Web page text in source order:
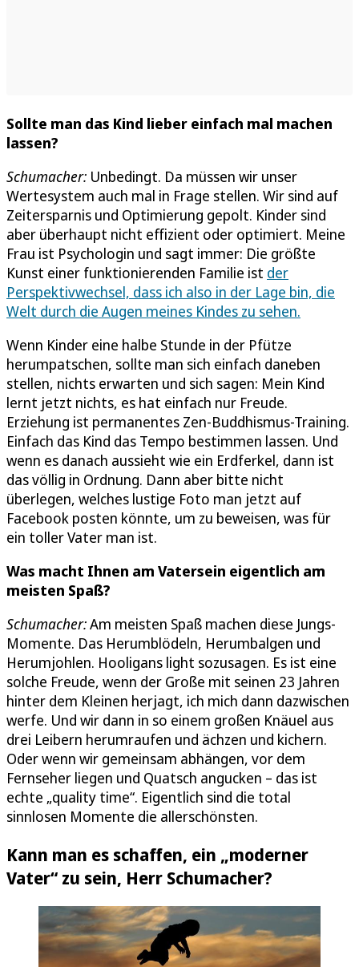
Sollte man das Kind lieber einfach mal machen
lassen?
Schumacher: Unbedingt. Da müssen wir unser
Wertesystem auch mal in Frage stellen. Wir sind auf
Zeitersparnis und Optimierung gepolt. Kinder sind
aber überhaupt nicht effizient oder optimiert. Meine
Frau ist Psychologin und sagt immer: Die größte
Kunst einer funktionierenden Familie ist der
Perspektivwechsel, dass ich also in der Lage bin, die
Welt durch die Augen meines Kindes zu sehen.
Wenn Kinder eine halbe Stunde in der Pfütze
herumpatschen, sollte man sich einfach daneben
stellen, nichts erwarten und sich sagen: Mein Kind
lernt jetzt nichts, es hat einfach nur Freude.
Erziehung ist permanentes Zen-Buddhismus-Training.
Einfach das Kind das Tempo bestimmen lassen. Und
wenn es danach aussieht wie ein Erdferkel, dann ist
das völlig in Ordnung. Dann aber bitte nicht
überlegen, welches lustige Foto man jetzt auf
Facebook posten könnte, um zu beweisen, was für
ein toller Vater man ist.
Was macht Ihnen am Vatersein eigentlich am
meisten Spaß?
Schumacher:Am meisten Spaß machen diese Jungs-
Momente. Das Herumblödeln, Herumbalgen und
Herumjohlen. Hooligans light sozusagen. Es ist eine
solche Freude, wenn der Große mit seinen 23 Jahren
hinter dem Kleinen herjagt, ich mich dann dazwischen
werfe. Und wir dann in so einem großen Knäuel aus
drei Leibern herumraufen und ächzen und kichern.
Oder wenn wir gemeinsam abhängen, vor dem
Fernseher liegen und Quatsch angucken – das ist
echte „quality time“. Eigentlich sind die total
sinnlosen Momente die allerschönsten.
Kann man es schaffen, ein „moderner
Vater“ zu sein, Herr Schumacher?